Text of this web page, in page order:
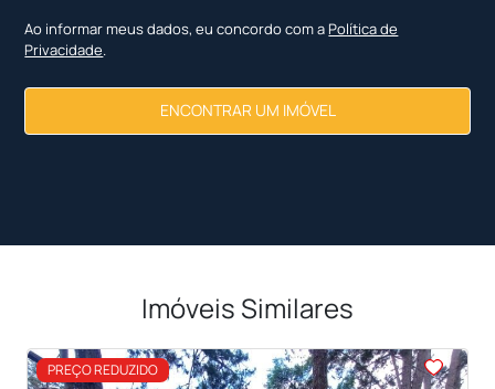
Ao informar meus dados, eu concordo com a Política de
Privacidade.
ENCONTRAR UM IMÓVEL
Imóveis Similares
PREÇO REDUZIDO
<<<<